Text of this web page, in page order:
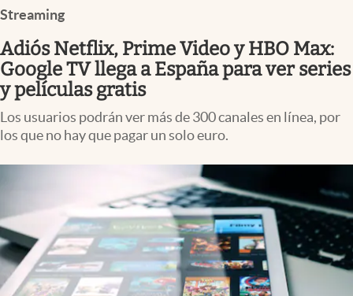
Streaming
Adiós Netflix, Prime Video y HBO Max:
Google TV llega a España para ver series
y películas gratis
Los usuarios podrán ver más de 300 canales en línea, por
los que no hay que pagar un solo euro.